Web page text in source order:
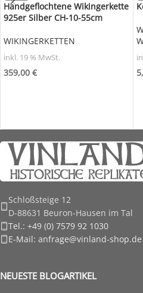
Handgeflochtene Wikingerkette
925er Silber CH-10-55cm
WIKINGERKETTEN
inkl. 19 % MwSt.
359,00 €
Schloßsteige 12
D-88631 Beuron-Hausen im Tal
Tel.: +49 (0) 7579 92 1030
E-Mail: anfrage@vinland-shop.de
NEUESTE BLOGARTIKEL